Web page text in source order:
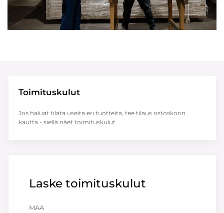
Laske toimituskulut
MAA
Toimituskulut
Jos haluat tilata useita eri tuotteita, tee tilaus ostoskorin
kautta - siellä näet toimituskulut.